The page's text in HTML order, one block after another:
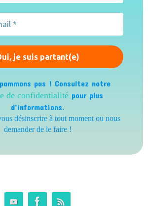
pas ! Consultez notre
de confidentialitépour plus
d’informations.
désinscrire à tout moment ou nous
demander de le faire !